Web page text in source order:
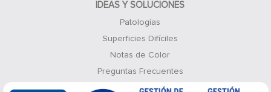
IDEAS Y SOLUCIONES
Patologías
Superficies Difíciles
Notas de Color
Preguntas Frecuentes